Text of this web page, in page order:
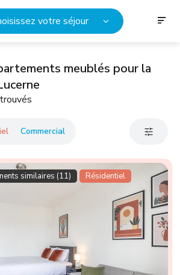
votre séjour
meublés pour la
Commercial
similaires (11) Résidentiel